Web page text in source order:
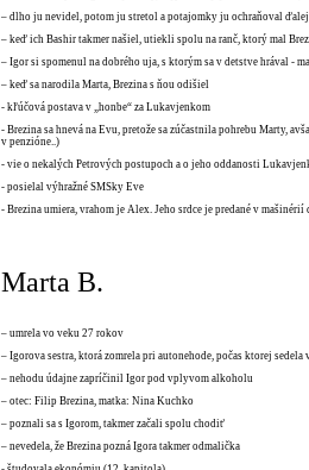
– dlho ju nevidel, potom ju stretol a potajomky ju ochraňoval
– keď ich Bashir takmer našiel, utiekli spolu na ranč, ktorý mal
– Igor si spomenul na dobrého uja, s ktorým sa v detstve hrával -
– keď sa narodila Marta, Brezina s ňou odišiel
- kľúčová postava v „honbe“ za Lukavjenkom
- Brezina sa hnevá na Evu, pretože sa zúčastnila pohrebu Marty,
v penzióne..)
- vie o nekalých Petrových postupoch a o jeho oddanosti
- posielal výhražné SMSky Eve
- Brezina umiera, vrahom je Alex. Jeho srdce je predané v
Marta B.
– umrela vo veku 27 rokov
– Igorova sestra, ktorá zomrela pri autonehode, počas ktorej sedela
– nehodu údajne zapríčinil Igor pod vplyvom alkoholu
– otec: Filip Brezina, matka: Nina Kuchko
– poznali sa s Igorom, takmer začali spolu chodiť
– nevedela, že Brezina pozná Igora takmer odmalička